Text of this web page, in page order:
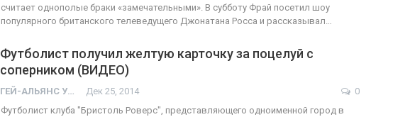
считает однополые браки «замечательными». В субботу Фрай посетил шоу
популярного британского телеведущего Джонатана Росса и рассказывал…
Футболист получил желтую карточку за поцелуй с
соперником (ВИДЕО)
ГЕЙ-АЛЬЯНС УКРАИНА Дек 25, 2014
0
Футболист клуба "Бристоль Роверс", представляющего одноименной город в
ФОТО
ГЕЙ-АЛЬЯНС УКРАИНА
В Берлине